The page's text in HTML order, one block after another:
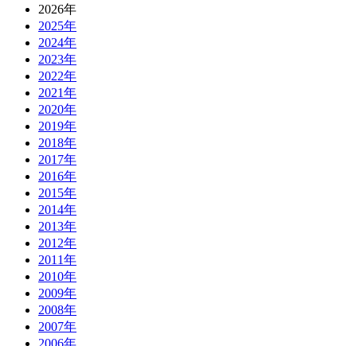
2026年
2025年
2024年
2023年
2022年
2021年
2020年
2019年
2018年
2017年
2016年
2015年
2014年
2013年
2012年
2011年
2010年
2009年
2008年
2007年
2006年